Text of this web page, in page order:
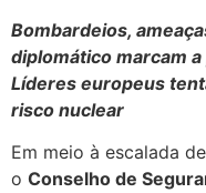
Bombardeios,
diplomático marcam
Líderes europeus
risco nuclear
Em meio à escalada
o Conselho de